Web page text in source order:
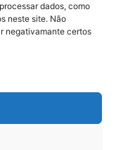
dados, como
neste site. Não
negativamante certos